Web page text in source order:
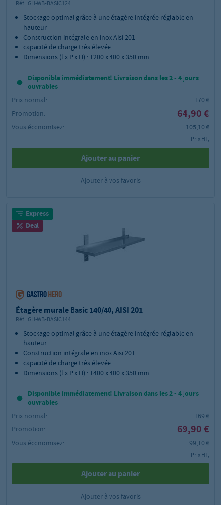
Réf.: GH-WB-BASIC124
Stockage optimal grâce à une étagère intégrée réglable en
hauteur
Construction intégrale en inox Aisi 201
capacité de charge très élevée
Dimensions (l x P x H) : 1200 x 400 x 350 mm
Disponible immédiatement! Livraison dans les 2 - 4 jours
ouvrables
Prix normal:
170 €
Promotion:
64,90 €
Vous économisez: 105,10 €
Prix HT,
Ajouter au panier
Ajouter à vos favoris
Express
Deal
Étagère murale Basic 140/40, AISI 201
Réf.: GH-WB-BASIC144
Stockage optimal grâce à une étagère intégrée réglable en
hauteur
Construction intégrale en inox Aisi 201
capacité de charge très élevée
Dimensions (l x P x H) : 1400 x 400 x 350 mm
Disponible immédiatement! Livraison dans les 2 - 4 jours
ouvrables
Prix normal:
169 €
Promotion:
69,90 €
Vous économisez: 99,10 €
Prix HT,
Ajouter au panier
Ajouter à vos favoris